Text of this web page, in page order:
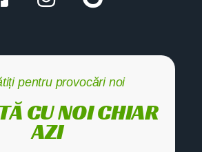
pentru provocări noi
CU NOI CHIAR
AZI